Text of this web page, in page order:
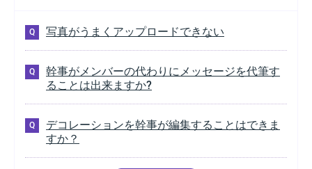
写真がうまくアップロードできない
幹事がメンバーの代わりにメッセージを代筆す
ることは出来ますか?
デコレーションを幹事が編集することはできま
すか？